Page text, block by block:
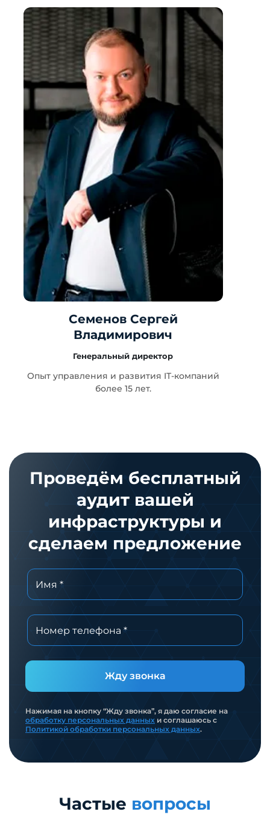
Семенов Сергей
Владимирович
Генеральный директор
Опыт управления и развития IT-компаний
более 15 лет.
Проведём бесплатный
аудит вашей
инфраструктуры и
сделаем предложение
Жду звонка
Нажимая на кнопку “Жду звонка”, я даю согласие на
обработку персональных данных и соглашаюсь с
Политикой обработки персональных данных.
Частые вопросы